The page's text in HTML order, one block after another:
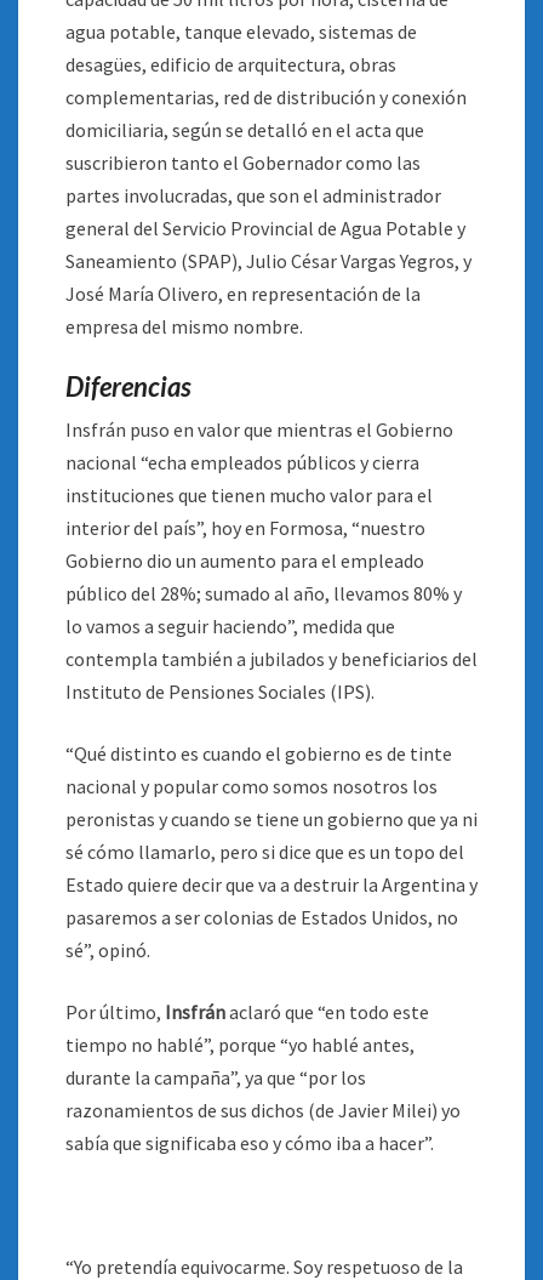
agua potable, tanque elevado, sistemas de
desagües, edificio de arquitectura, obras
complementarias, red de distribución y conexión
domiciliaria, según se detalló en el acta que
suscribieron tanto el Gobernador como las
partes involucradas, que son el administrador
general del Servicio Provincial de Agua Potable y
Saneamiento (SPAP), Julio César Vargas Yegros, y
José María Olivero, en representación de la
empresa del mismo nombre.
Diferencias
Insfrán puso en valor que mientras el Gobierno
nacional “echa empleados públicos y cierra
instituciones que tienen mucho valor para el
interior del país”, hoy en Formosa, “nuestro
Gobierno dio un aumento para el empleado
público del 28%; sumado al año, llevamos 80% y
lo vamos a seguir haciendo”, medida que
contempla también a jubilados y beneficiarios del
Instituto de Pensiones Sociales (IPS).
“Qué distinto es cuando el gobierno es de tinte
nacional y popular como somos nosotros los
peronistas y cuando se tiene un gobierno que ya ni
sé cómo llamarlo, pero si dice que es un topo del
Estado quiere decir que va a destruir la Argentina y
pasaremos a ser colonias de Estados Unidos, no
sé”, opinó.
Por último, Insfránaclaró que “en todo este
tiempo no hablé”, porque “yo hablé antes,
durante la campaña”, ya que “por los
razonamientos de sus dichos (de Javier Milei) yo
sabía que significaba eso y cómo iba a hacer”.
“Yo pretendía equivocarme. Soy respetuoso de la